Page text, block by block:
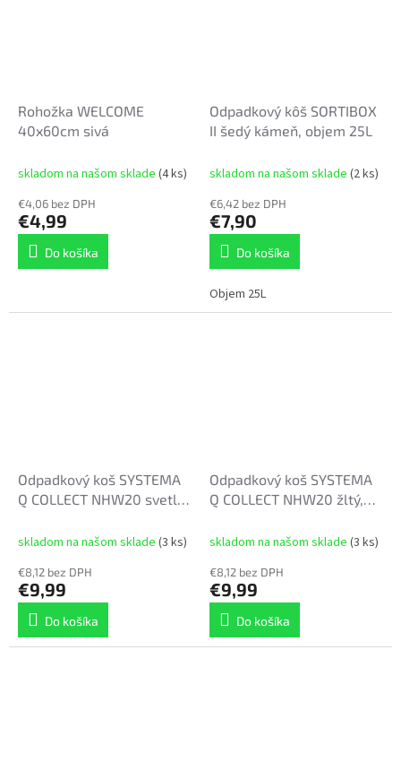
Rohožka WELCOME
40x60cm sivá
skladom na našom sklade (4 ks)
€4,06 bez DPH
€4,99
Do košíka
Odpadkový kôš SORTIBOX
II šedý kámeň, objem 25L
skladom na našom sklade (2 ks)
€6,42 bez DPH
€7,90
Do košíka
Objem 25L
Odpadkový koš SYSTEMA
Q COLLECT NHW20 svetlo
skladom na našom sklade (3 ks)
€8,12 bez DPH
€9,99
Do košíka
Odpadkový koš SYSTEMA
Q COLLECT NHW20 žltý,
skladom na našom sklade (3 ks)
€8,12 bez DPH
€9,99
Do košíka